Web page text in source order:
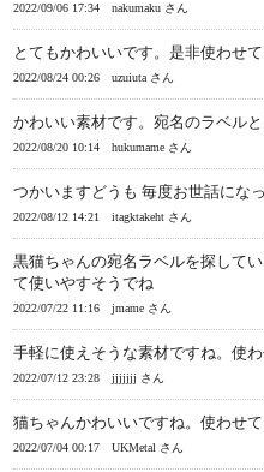
2022/09/06 17:34 nakumaku さん
とてもかわいいです。是非使わせて
2022/08/24 00:26 uzuiuta さん
かわいい素材です。宛名のラベル
2022/08/20 10:14 hukumame さん
つかいますどうも 毎度お世話にな
2022/08/12 14:21 itagktakeht さん
黒猫ちゃんの宛名ラベルを探して
て使いやすそうでね
2022/07/22 11:16 jmame さん
手軽に使えそうな素材ですね。使わ
2022/07/12 23:28 jjjjjjj さん
猫ちゃんかわいいですね。使わせ
2022/07/04 00:17 UKMetal さん